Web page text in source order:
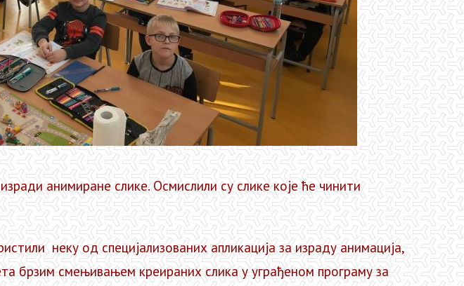
анимиране слике. Осмислили су слике које ће чинити
неку од специјализованих апликација за израду анимација,
брзим смењивањем креираних слика у уграђеном програму за